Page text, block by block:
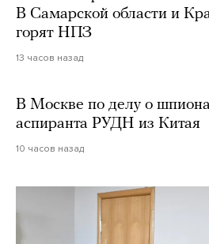
В Самарской области и
горят НПЗ
13 часов назад
В Москве по делу о
аспиранта РУДН из Китая
10 часов назад